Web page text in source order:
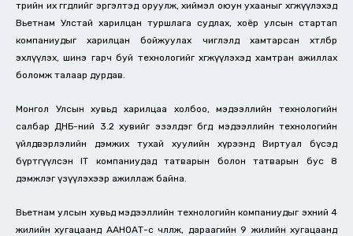
төрийн их өгөгдлийг эргэлтэд оруулж, хиймэл оюун ухааныг хөгжүүлэхэд
Вьетнам Улстай харилцан туршлага судлах, хоёр улсын стартап
компаниудыг харилцан бойжуулах чиглэлд хамтарсан хөтөлбөр
эхлүүлэх, шинэ гарч буй технологийг хөгжүүлэхэд хамтран ажиллах
боломж талаар дурдав.
Монгол Улсын хувьд харилцаа холбоо, мэдээллийн технологийн
салбар ДНБ-ний 3.2 хувийг эзэлдэг бөгөөд мэдээллийн технологийн
үйлдвэрлэлийн дэмжих тухай хуулийн хүрээнд Виртуал бүсэд
бүртгүүлсэн IT компаниудад татварын болон татварын бус 8
дэмжлэг үзүүлэхээр ажиллаж байна.
Вьетнам улсын хувьд мэдээллийн технологийн компаниудыг эхний 4
жилийн хугацаанд ААНОАТ-с чөлөөлж, дараагийн 9 жилийн хугацаанд